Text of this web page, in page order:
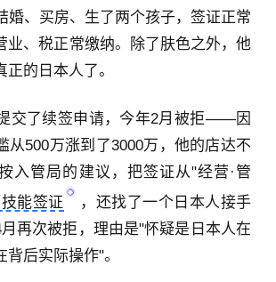
婚、买房、生了两个孩子，签证正常
业、税正常缴纳。除了肤色之外，他
的日本人了。
交了续签申请，今年2月被拒——因
从500万涨到了3000万，他的店达不
入管局的建议，把签证从"经营·管
能签证
，还找了一个日本人接手
再次被拒，理由是"怀疑是日本人在
后实际操作"。